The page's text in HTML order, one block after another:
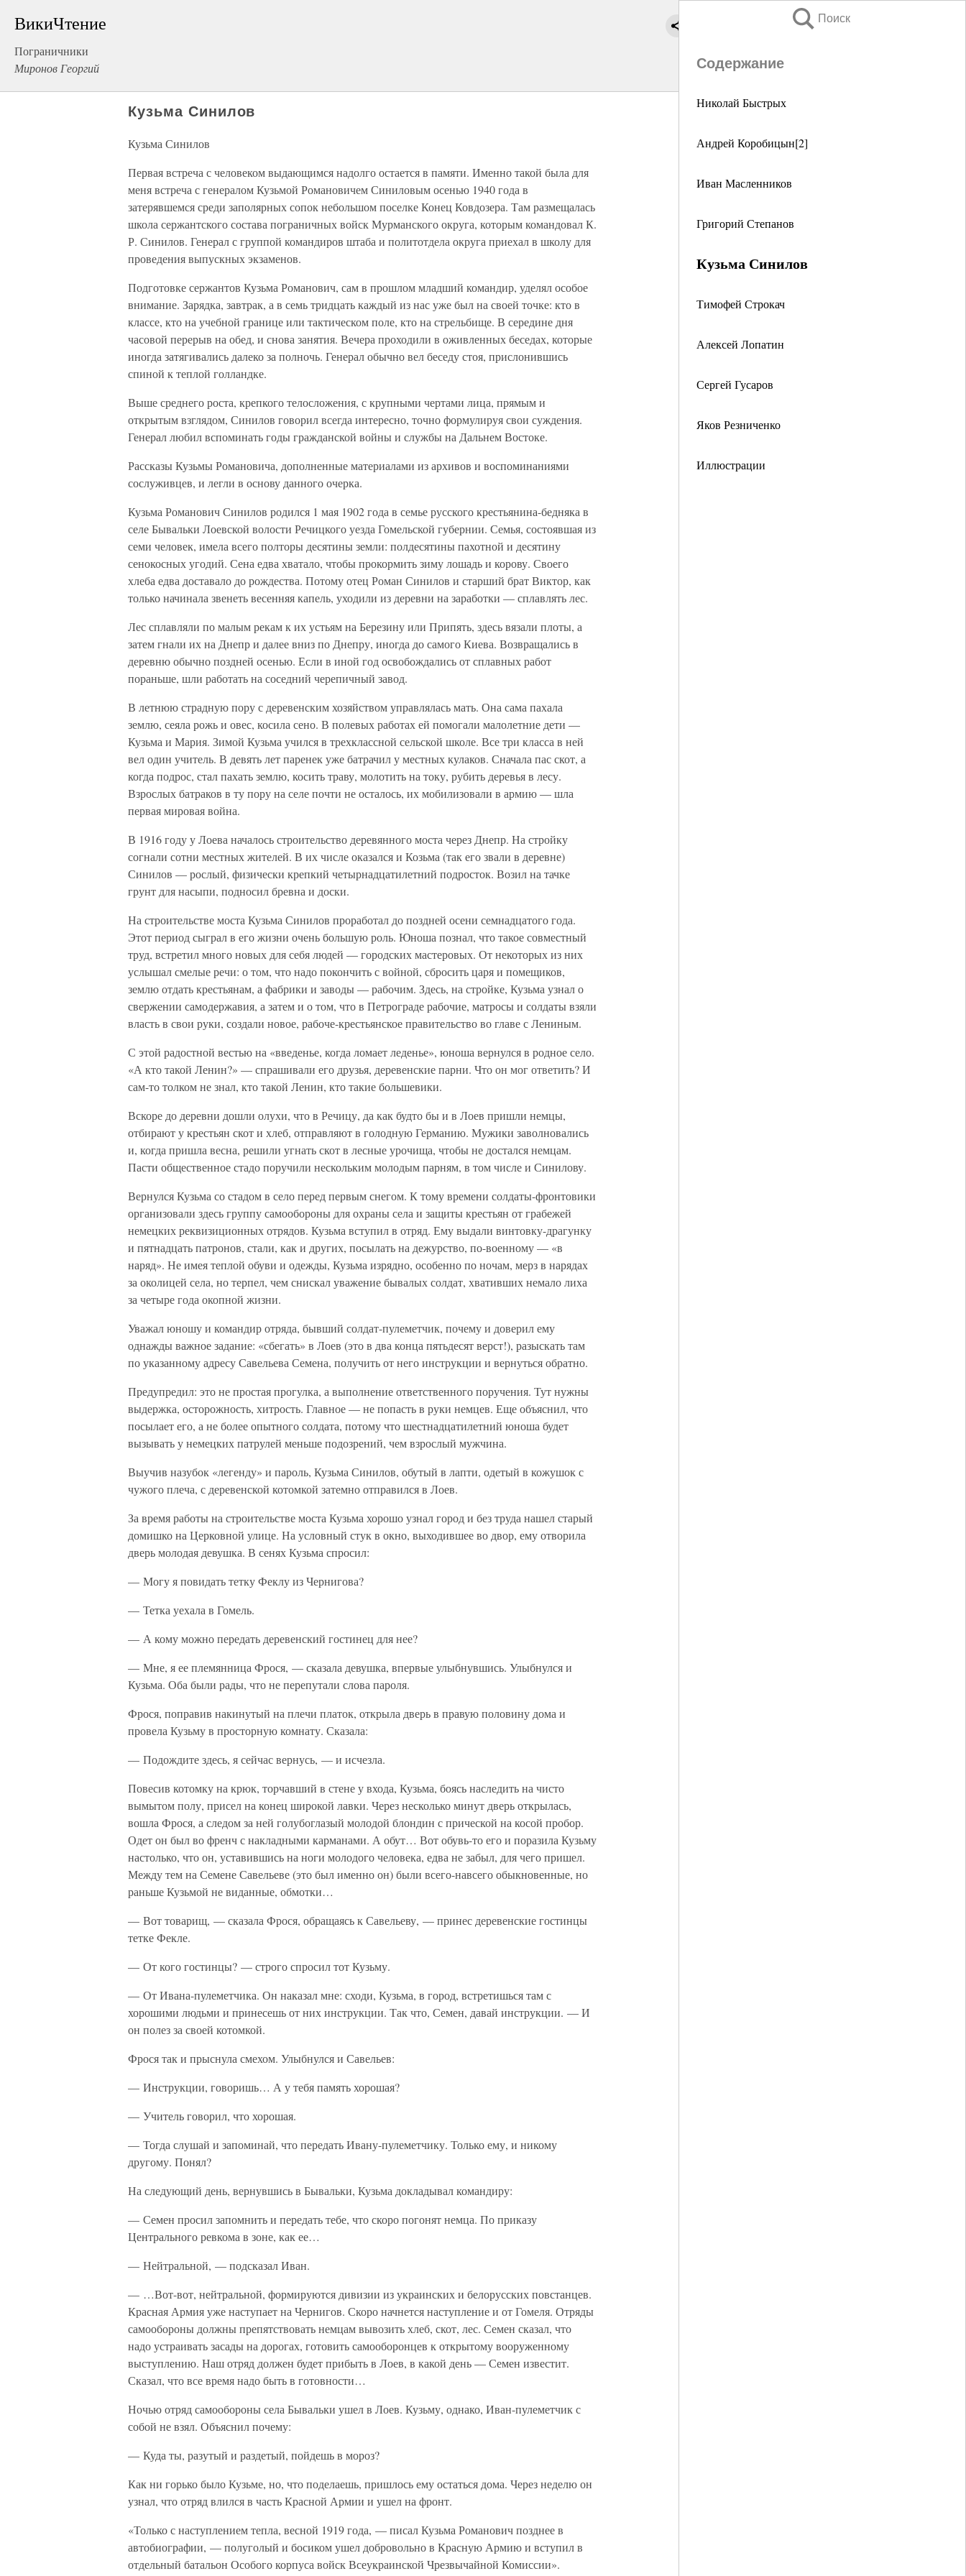
ВикиЧтение
Пограничники
Миронов Георгий
Поиск
Содержание
Николай Быстрых
Андрей Коробицын[2]
Иван Масленников
Григорий Степанов
Кузьма Синилов
Тимофей Строкач
Алексей Лопатин
Сергей Гусаров
Яков Резниченко
Иллюстрации
Кузьма Синилов
Кузьма Синилов
Первая встреча с человеком выдающимся надолго остается в памяти. Именно такой была для
меня встреча с генералом Кузьмой Романовичем Синиловым осенью 1940 года в
затерявшемся среди заполярных сопок небольшом поселке Конец Ковдозера. Там размещалась
школа сержантского состава пограничных войск Мурманского округа, которым командовал К.
Р. Синилов. Генерал с группой командиров штаба и политотдела округа приехал в школу для
проведения выпускных экзаменов.
Подготовке сержантов Кузьма Романович, сам в прошлом младший командир, уделял особое
внимание. Зарядка, завтрак, а в семь тридцать каждый из нас уже был на своей точке: кто в
классе, кто на учебной границе или тактическом поле, кто на стрельбище. В середине дня
часовой перерыв на обед, и снова занятия. Вечера проходили в оживленных беседах, которые
иногда затягивались далеко за полночь. Генерал обычно вел беседу стоя, прислонившись
спиной к теплой голландке.
Выше среднего роста, крепкого телосложения, с крупными чертами лица, прямым и
открытым взглядом, Синилов говорил всегда интересно, точно формулируя свои суждения.
Генерал любил вспоминать годы гражданской войны и службы на Дальнем Востоке.
Рассказы Кузьмы Романовича, дополненные материалами из архивов и воспоминаниями
сослуживцев, и легли в основу данного очерка.
Кузьма Романович Синилов родился 1 мая 1902 года в семье русского крестьянина-бедняка в
селе Бывальки Лоевской волости Речицкого уезда Гомельской губернии. Семья, состоявшая из
семи человек, имела всего полторы десятины земли: полдесятины пахотной и десятину
сенокосных угодий. Сена едва хватало, чтобы прокормить зиму лошадь и корову. Своего
хлеба едва доставало до рождества. Потому отец Роман Синилов и старший брат Виктор, как
только начинала звенеть весенняя капель, уходили из деревни на заработки — сплавлять лес.
Лес сплавляли по малым рекам к их устьям на Березину или Припять, здесь вязали плоты, а
затем гнали их на Днепр и далее вниз по Днепру, иногда до самого Киева. Возвращались в
деревню обычно поздней осенью. Если в иной год освобождались от сплавных работ
пораньше, шли работать на соседний черепичный завод.
В летнюю страдную пору с деревенским хозяйством управлялась мать. Она сама пахала
землю, сеяла рожь и овес, косила сено. В полевых работах ей помогали малолетние дети —
Кузьма и Мария. Зимой Кузьма учился в трехклассной сельской школе. Все три класса в ней
вел один учитель. В девять лет паренек уже батрачил у местных кулаков. Сначала пас скот, а
когда подрос, стал пахать землю, косить траву, молотить на току, рубить деревья в лесу.
Взрослых батраков в ту пору на селе почти не осталось, их мобилизовали в армию — шла
первая мировая война.
В 1916 году у Лоева началось строительство деревянного моста через Днепр. На стройку
согнали сотни местных жителей. В их числе оказался и Козьма (так его звали в деревне)
Синилов — рослый, физически крепкий четырнадцатилетний подросток. Возил на тачке
грунт для насыпи, подносил бревна и доски.
На строительстве моста Кузьма Синилов проработал до поздней осени семнадцатого года.
Этот период сыграл в его жизни очень большую роль. Юноша познал, что такое совместный
труд, встретил много новых для себя людей — городских мастеровых. От некоторых из них
услышал смелые речи: о том, что надо покончить с войной, сбросить царя и помещиков,
землю отдать крестьянам, а фабрики и заводы — рабочим. Здесь, на стройке, Кузьма узнал о
свержении самодержавия, а затем и о том, что в Петрограде рабочие, матросы и солдаты взяли
власть в свои руки, создали новое, рабоче-крестьянское правительство во главе с Лениным.
С этой радостной вестью на «введенье, когда ломает леденье», юноша вернулся в родное село.
«А кто такой Ленин?» — спрашивали его друзья, деревенские парни. Что он мог ответить? И
сам-то толком не знал, кто такой Ленин, кто такие большевики.
Вскоре до деревни дошли олухи, что в Речицу, да как будто бы и в Лоев пришли немцы,
отбирают у крестьян скот и хлеб, отправляют в голодную Германию. Мужики заволновались
и, когда пришла весна, решили угнать скот в лесные урочища, чтобы не достался немцам.
Пасти общественное стадо поручили нескольким молодым парням, в том числе и Синилову.
Вернулся Кузьма со стадом в село перед первым снегом. К тому времени солдаты-фронтовики
организовали здесь группу самообороны для охраны села и защиты крестьян от грабежей
немецких реквизиционных отрядов. Кузьма вступил в отряд. Ему выдали винтовку-драгунку
и пятнадцать патронов, стали, как и других, посылать на дежурство, по-военному — «в
наряд». Не имея теплой обуви и одежды, Кузьма изрядно, особенно по ночам, мерз в нарядах
за околицей села, но терпел, чем снискал уважение бывалых солдат, хвативших немало лиха
за четыре года окопной жизни.
Уважал юношу и командир отряда, бывший солдат-пулеметчик, почему и доверил ему
однажды важное задание: «сбегать» в Лоев (это в два конца пятьдесят верст!), разыскать там
по указанному адресу Савельева Семена, получить от него инструкции и вернуться обратно.
Предупредил: это не простая прогулка, а выполнение ответственного поручения. Тут нужны
выдержка, осторожность, хитрость. Главное — не попасть в руки немцев. Еще объяснил, что
посылает его, а не более опытного солдата, потому что шестнадцатилетний юноша будет
вызывать у немецких патрулей меньше подозрений, чем взрослый мужчина.
Выучив назубок «легенду» и пароль, Кузьма Синилов, обутый в лапти, одетый в кожушок с
чужого плеча, с деревенской котомкой затемно отправился в Лоев.
За время работы на строительстве моста Кузьма хорошо узнал город и без труда нашел старый
домишко на Церковной улице. На условный стук в окно, выходившее во двор, ему отворила
дверь молодая девушка. В сенях Кузьма спросил:
— Могу я повидать тетку Феклу из Чернигова?
— Тетка уехала в Гомель.
— А кому можно передать деревенский гостинец для нее?
— Мне, я ее племянница Фрося, — сказала девушка, впервые улыбнувшись. Улыбнулся и
Кузьма. Оба были рады, что не перепутали слова пароля.
Фрося, поправив накинутый на плечи платок, открыла дверь в правую половину дома и
провела Кузьму в просторную комнату. Сказала:
— Подождите здесь, я сейчас вернусь, — и исчезла.
Повесив котомку на крюк, торчавший в стене у входа, Кузьма, боясь наследить на чисто
вымытом полу, присел на конец широкой лавки. Через несколько минут дверь открылась,
вошла Фрося, а следом за ней голубоглазый молодой блондин с прической на косой пробор.
Одет он был во френч с накладными карманами. А обут… Вот обувь-то его и поразила Кузьму
настолько, что он, уставившись на ноги молодого человека, едва не забыл, для чего пришел.
Между тем на Семене Савельеве (это был именно он) были всего-навсего обыкновенные, но
раньше Кузьмой не виданные, обмотки…
— Вот товарищ, — сказала Фрося, обращаясь к Савельеву, — принес деревенские гостинцы
тетке Фекле.
— От кого гостинцы? — строго спросил тот Кузьму.
— От Ивана-пулеметчика. Он наказал мне: сходи, Кузьма, в город, встретишься там с
хорошими людьми и принесешь от них инструкции. Так что, Семен, давай инструкции. — И
он полез за своей котомкой.
Фрося так и прыснула смехом. Улыбнулся и Савельев:
— Инструкции, говоришь… А у тебя память хорошая?
— Учитель говорил, что хорошая.
— Тогда слушай и запоминай, что передать Ивану-пулеметчику. Только ему, и никому
другому. Понял?
На следующий день, вернувшись в Бывальки, Кузьма докладывал командиру:
— Семен просил запомнить и передать тебе, что скоро погонят немца. По приказу
Центрального ревкома в зоне, как ее…
— Нейтральной, — подсказал Иван.
— …Вот-вот, нейтральной, формируются дивизии из украинских и белорусских повстанцев.
Красная Армия уже наступает на Чернигов. Скоро начнется наступление и от Гомеля. Отряды
самообороны должны препятствовать немцам вывозить хлеб, скот, лес. Семен сказал, что
надо устраивать засады на дорогах, готовить самооборонцев к открытому вооруженному
выступлению. Наш отряд должен будет прибыть в Лоев, в какой день — Семен известит.
Сказал, что все время надо быть в готовности…
Ночью отряд самообороны села Бывальки ушел в Лоев. Кузьму, однако, Иван-пулеметчик с
собой не взял. Объяснил почему:
— Куда ты, разутый и раздетый, пойдешь в мороз?
Как ни горько было Кузьме, но, что поделаешь, пришлось ему остаться дома. Через неделю он
узнал, что отряд влился в часть Красной Армии и ушел на фронт.
«Только с наступлением тепла, весной 1919 года, — писал Кузьма Романович позднее в
автобиографии, — полуголый и босиком ушел добровольно в Красную Армию и вступил в
отдельный батальон Особого корпуса войск Всеукраинской Чрезвычайной Комиссии».